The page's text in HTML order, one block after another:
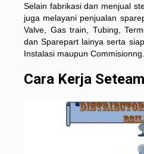
Selain fabrikasi dan menjual
juga melayani penjualan
Valve, Gas train, Tubing,
dan Sparepart lainya serta
Instalasi maupun
Cara Kerja